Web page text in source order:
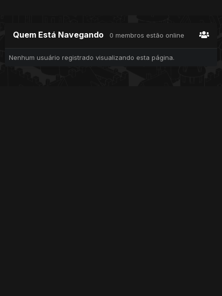
Quem Está Navegando 0 membros estão online
Nenhum usuário registrado visualizando esta página.